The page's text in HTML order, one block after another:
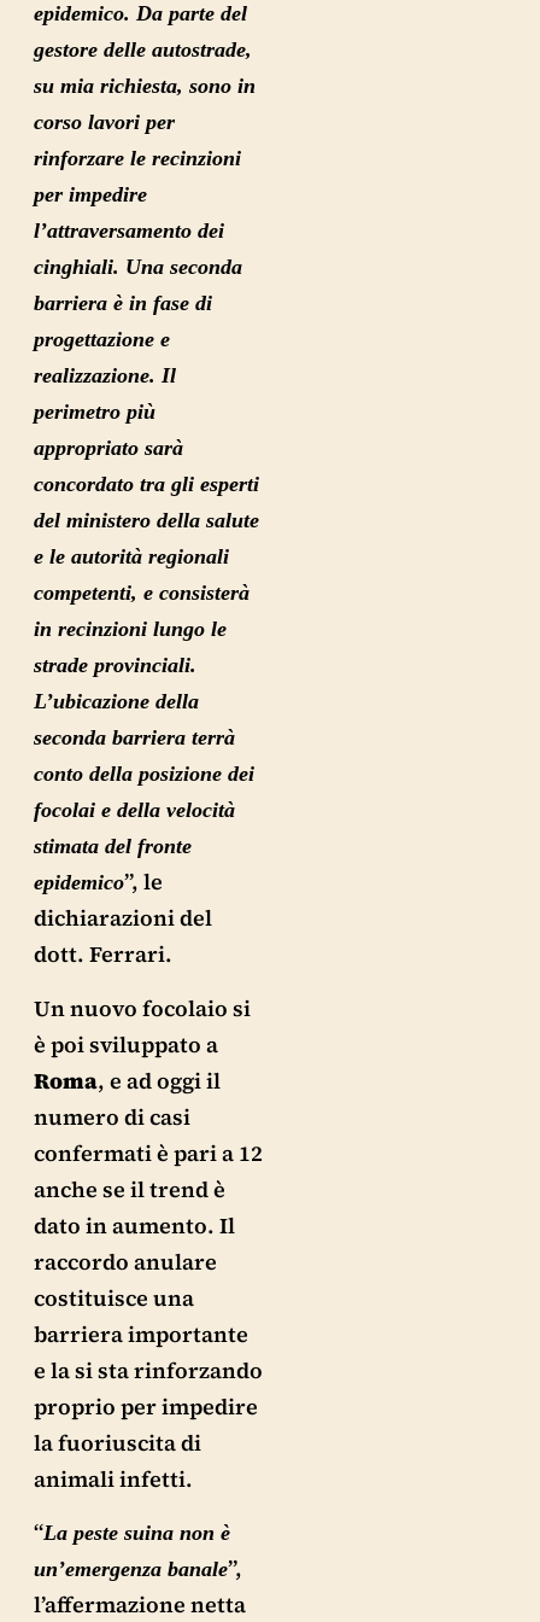
epidemico. Da parte del
gestore delle autostrade,
su mia richiesta, sono in
corso lavori per
rinforzare le recinzioni
per impedire
l’attraversamento dei
cinghiali. Una seconda
barriera è in fase di
progettazione e
realizzazione. Il
perimetro più
appropriato sarà
concordato tra gli esperti
del ministero della salute
e le autorità regionali
competenti, e consisterà
in recinzioni lungo le
strade provinciali.
L’ubicazione della
seconda barriera terrà
conto della posizione dei
focolai e della velocità
stimata del fronte
epidemico”, le
dichiarazioni del
dott. Ferrari.
Un nuovo focolaio si
è poi sviluppato a
Roma, e ad oggi il
numero di casi
confermati è pari a 12
anche se il trend è
dato in aumento. Il
raccordo anulare
costituisce una
barriera importante
e la si sta rinforzando
proprio per impedire
la fuoriuscita di
animali infetti.
“La peste suina non è
un’emergenza banale”,
l’affermazione netta